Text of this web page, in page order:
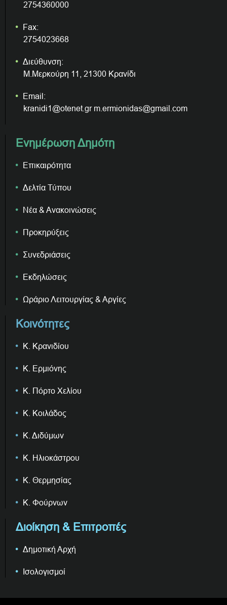
2754360000
Fax:
2754023668
Διεύθυνση:
Μ.Μερκούρη 11, 21300 Κρανίδι
Email:
kranidi1@otenet.gr m.ermionidas@gmail.com
Ενημέρωση Δημότη
Επικαιρότητα
Δελτία Τύπου
Νέα & Ανακοινώσεις
Προκηρύξεις
Συνεδριάσεις
Εκδηλώσεις
Ωράριο Λειτουργίας & Αργίες
Κοινότητες
Κ. Κρανιδίου
Κ. Ερμιόνης
Κ. Πόρτο Χελίου
Κ. Κοιλάδος
Κ. Διδύμων
Κ. Ηλιοκάστρου
Κ. Θερμησίας
Κ. Φούρνων
Διοίκηση & Επιτροπές
Δημοτική Αρχή
Ισολογισμοί